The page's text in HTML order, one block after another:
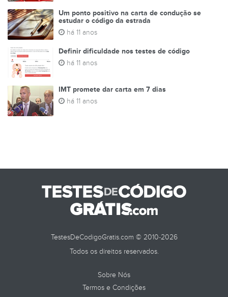
Um ponto positivo na carta de condução se
estudar o código da estrada
há 11 anos
Definir dificuldade nos testes de código
há 11 anos
IMT promete dar carta em 7 dias
há 11 anos
TestesDeCodigoGratis.com © 2010-2026
Todos os direitos reservados.
Sobre Nós
Termos e Condições